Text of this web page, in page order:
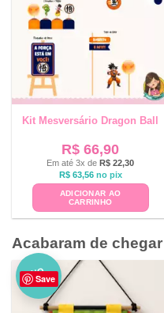
Kit Mesversário Dragon Ball
R$ 66,90
Em até 3x de R$ 22,30
R$63,56 no pix
ADICIONAR AO
CARRINHO
Acabaram de
Save
NO
VO